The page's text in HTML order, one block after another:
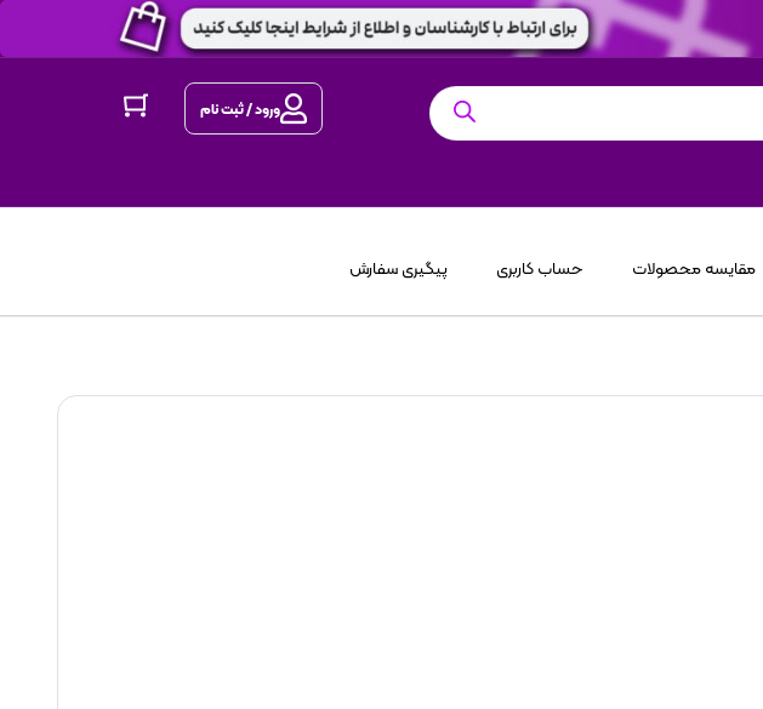
ورود / ثبت نام
مقایسه محصولات حساب کاربری پیگیری سفارش